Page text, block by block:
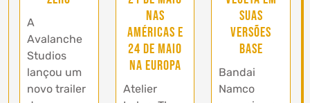
A
Avalanche
Studios
lançou um
novo trailer
nas
Américas e
24 de Maio
na Europa
Atelier
suas
versões
base
Bandai
Namco